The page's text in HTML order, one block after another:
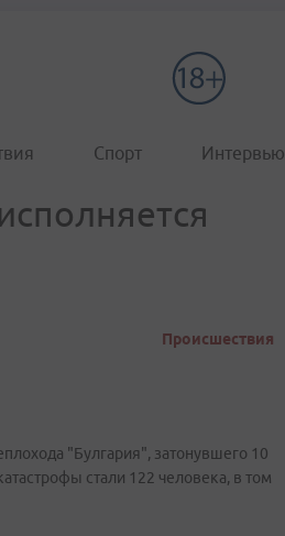
Спорт Интервью
Происшествия
"Булгария", затонувшего 10
стали 122 человека, в том